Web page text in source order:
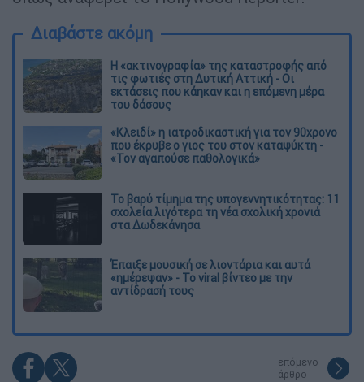
Διαβάστε ακόμη
Η «ακτινογραφία» της καταστροφής από
τις φωτιές στη Δυτική Αττική - Οι
εκτάσεις που κάηκαν και η επόμενη μέρα
του δάσους
«Κλειδί» η ιατροδικαστική για τον 90χρονο
που έκρυβε ο γιος του στον καταψύκτη -
«Τον αγαπούσε παθολογικά»
Το βαρύ τίμημα της υπογεννητικότητας: 11
σχολεία λιγότερα τη νέα σχολική χρονιά
στα Δωδεκάνησα
Έπαιξε μουσική σε λιοντάρια και αυτά
«ημέρεψαν» - Το viral βίντεο με την
αντίδρασή τους
επόμενο
άρθρο